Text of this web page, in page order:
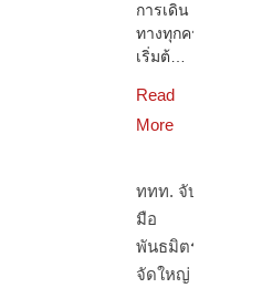
การเดิน
ทางทุกครั้ง
เริ่มต้…
Read
More
ททท. จับ
มือ
พันธมิตร
จัดใหญ่